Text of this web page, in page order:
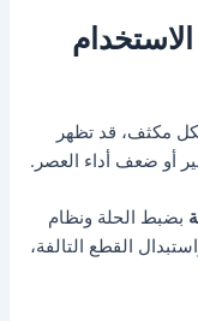
مكثف، قد تظهر
أو ضعف أداء العصر.
بضبط الحلة ونظام
القطع التالفة،